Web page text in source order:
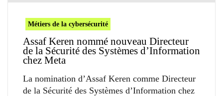
Métiers de la cybersécurité
Assaf Keren nommé nouveau Directeur
de la Sécurité des Systèmes d’Information
chez Meta
La nomination d’Assaf Keren comme Directeur
de la Sécurité des Systèmes d’Information chez